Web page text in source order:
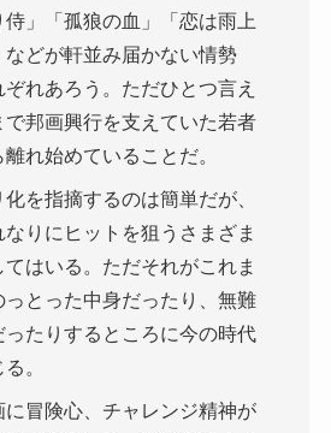
侍」「孤狼の血」「恋は雨上
などが軒並み届かない情勢
れあろう。ただひとつ言え
で邦画興行を支えていた若者
れ始めていることだ。
を指摘するのは簡単だが、
りにヒットを狙うさまざま
はいる。ただそれがこれま
っとった中身だったり、無難
ったりするところに今の時代
。
冒険心、チャレンジ精神が